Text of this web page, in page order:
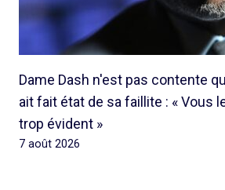
Dame Dash n'est pas contente
ait fait état de sa faillite : « Vous
trop évident »
7 août 2026